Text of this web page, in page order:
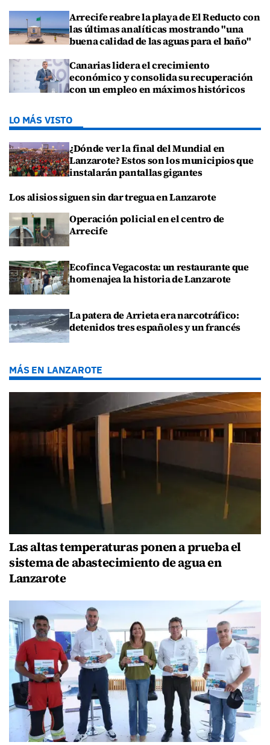
Arrecife reabre la playa de El Reducto con
las últimas analíticas mostrando "una
buena calidad de las aguas para el baño"
Canarias lidera el crecimiento
económico y consolida su recuperación
con un empleo en máximos históricos
LO MÁS VISTO
¿Dónde ver la final del Mundial en
Lanzarote? Estos son los municipios que
instalarán pantallas gigantes
Los alisios siguen sin dar tregua en Lanzarote
Operación policial en el centro de
Arrecife
Ecofinca Vegacosta: un restaurante que
homenajea la historia de Lanzarote
La patera de Arrieta era narcotráfico:
detenidos tres españoles y un francés
MÁS EN LANZAROTE
Las altas temperaturas ponen a prueba el
sistema de abastecimiento de agua en
Lanzarote